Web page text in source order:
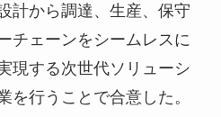
計から調達、生産、保守
チェーンをシームレスに
現する次世代ソリューシ
を行うことで合意した。